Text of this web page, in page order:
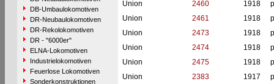
DB-Umbaulokomotiven
DR-Neubaulokomotiven
DR-Rekolokomotiven
DR - "6000er"
ELNA-Lokomotiven
Industrielokomotiven
Feuerlose Lokomotiven
Sonderkonstruktionen
Union
2460 1918
Union
2461 1918
Union
2473 1918
Union
2474 1918
Union
2475 1918
Union
2383 1917